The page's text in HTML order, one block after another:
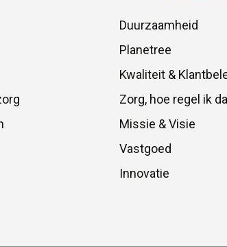
Duurzaamheid
Planetree
Kwaliteit &
Zorg, hoe regel ik
Missie & Visie
Vastgoed
Innovatie